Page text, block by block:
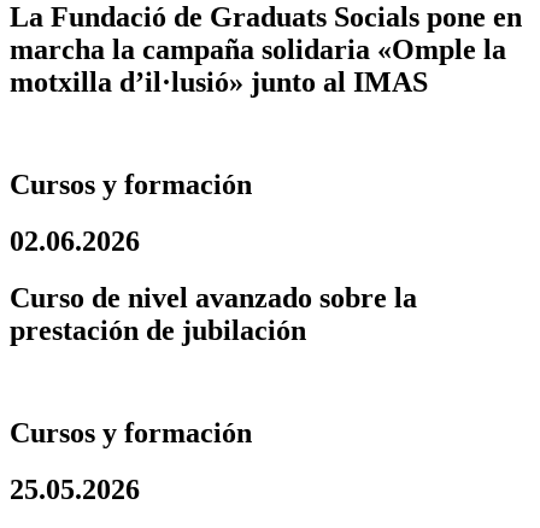
La Fundació de Graduats Socials pone en
marcha la campaña solidaria «Omple la
motxilla d’il·lusió» junto al IMAS
Cursos y formación
02.06.2026
Curso de nivel avanzado sobre la
prestación de jubilación
Cursos y formación
25.05.2026